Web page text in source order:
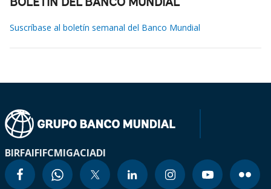
BOLETÍN DEL BANCO MUNDIAL
Suscríbase al boletín semanal del Banco Mundial
BIRFAIFIFCMIGACIADI